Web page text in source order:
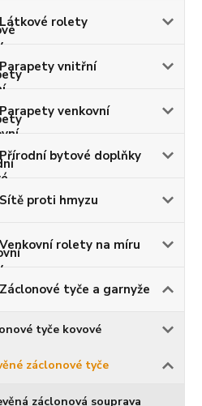
Látkové rolety
Parapety vnitřní
Parapety venkovní
Přírodní bytové doplňky
Sítě proti hmyzu
Venkovní rolety na míru
Záclonové tyče a garnyže
tyče kovové
záclonové tyče
záclonová souprava